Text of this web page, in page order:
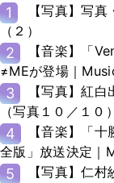
1
【写真】写
（２）
2
【音楽】「
≠MEが登場｜
3
【写真】紅
（写真１０／１０）
4
【音楽】「
全版」放送決定｜
5 【写真】仁